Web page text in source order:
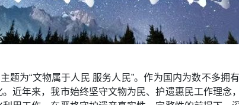
题为“文物属于人民 服务人民”。作为国内为数不多
近年来，我市始终坚守文物为民、护遗惠民工作理念